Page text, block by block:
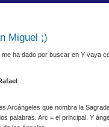
Miguel ;)
ha dado por buscar en Y vaya
Arcángeles que nombra la
palabras. Arc = el principal. Y